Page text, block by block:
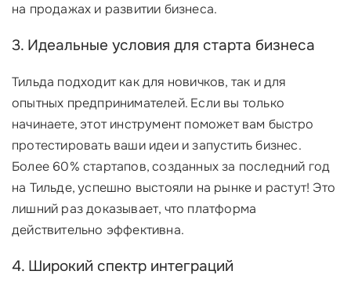
на продажах и развитии бизнеса.
3. Идеальные условия для старта бизнеса
Тильда подходит как для новичков, так и для
опытных предпринимателей. Если вы только
начинаете, этот инструмент поможет вам быстро
протестировать ваши идеи и запустить бизнес.
Более 60% стартапов, созданных за последний год
на Тильде, успешно выстояли на рынке и растут! Это
лишний раз доказывает, что платформа
действительно эффективна.
4. Широкий спектр интеграций